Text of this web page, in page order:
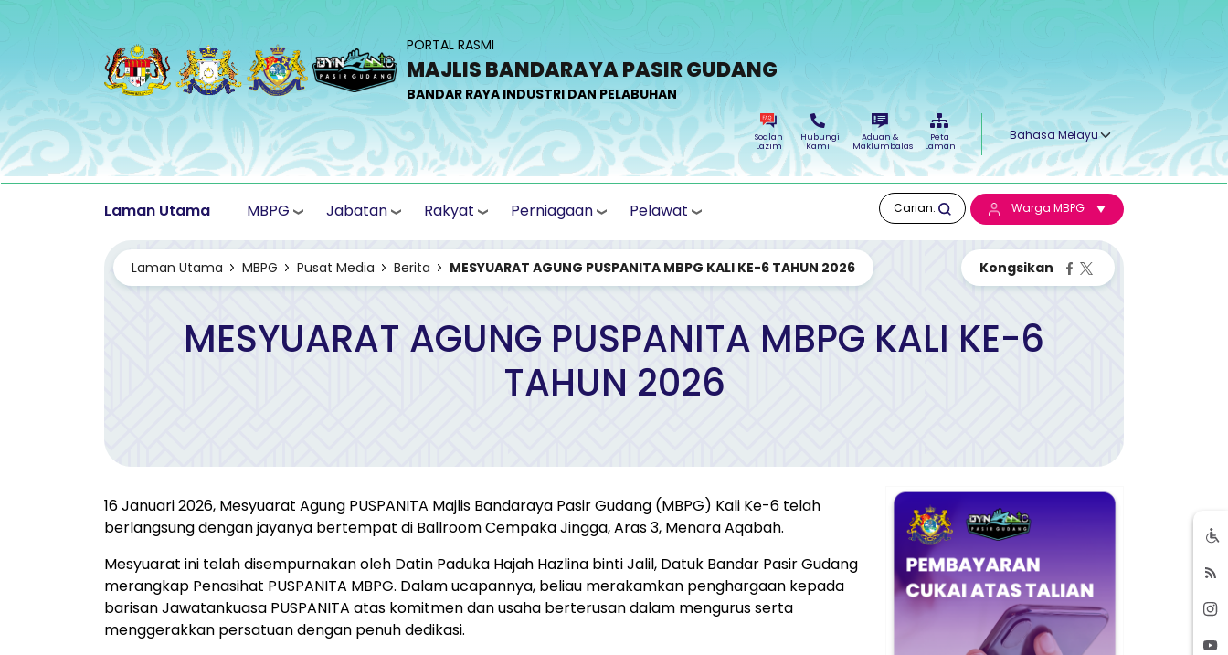
PORTAL RASMI
MAJLIS BANDARAYA PASIR GUDANG
BANDAR RAYA INDUSTRI DAN PELABUHAN
Soalan
Lazim
Hubungi
Kami
Aduan &
Maklumbalas
Peta
Laman
Select your language
Laman Utama MBPG Jabatan Rakyat Perniagaan Pelawat Carian: Warga MBPG
Laman Utama MBPG Pusat Media Berita MESYUARAT AGUNG PUSPANITA MBPG KALI KE-6 TAHUN 2026
MESYUARAT AGUNG PUSPANITA MBPG KALI KE-6
TAHUN 2026
16 Januari 2026, Mesyuarat Agung PUSPANITA Majlis Bandaraya Pasir Gudang (MBPG) Kali Ke-6 telah
berlangsung dengan jayanya bertempat di Ballroom Cempaka Jingga, Aras 3, Menara Aqabah.
Mesyuarat ini telah disempurnakan oleh Datin Paduka Hajah Hazlina binti Jalil, Datuk Bandar Pasir Gudang
merangkap Penasihat PUSPANITA MBPG. Dalam ucapannya, beliau merakamkan penghargaan kepada
barisan Jawatankuasa PUSPANITA atas komitmen dan usaha berterusan dalam mengurus serta
menggerakkan persatuan dengan penuh dedikasi.